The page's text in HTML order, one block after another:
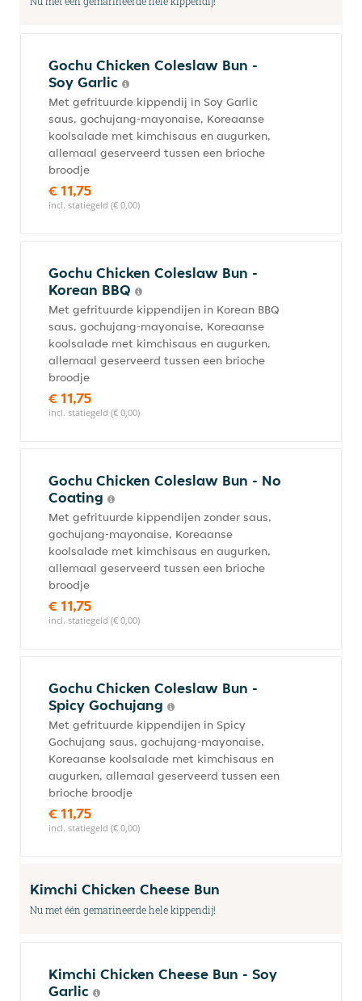
Gochu Chicken Coleslaw Bun -
Soy Garlic
Met gefrituurde kippendij in Soy Garlic
saus, gochujang-mayonaise, Koreaanse
koolsalade met kimchisaus en augurken,
allemaal geserveerd tussen een brioche
broodje
€ 11,75
incl. statiegeld (€ 0,00)
Gochu Chicken Coleslaw Bun -
Korean BBQ
Met gefrituurde kippendijen in Korean BBQ
saus, gochujang-mayonaise, Koreaanse
koolsalade met kimchisaus en augurken,
allemaal geserveerd tussen een brioche
broodje
€ 11,75
incl. statiegeld (€ 0,00)
Gochu Chicken Coleslaw Bun - No
Coating
Met gefrituurde kippendijen zonder saus,
gochujang-mayonaise, Koreaanse
koolsalade met kimchisaus en augurken,
allemaal geserveerd tussen een brioche
broodje
€ 11,75
incl. statiegeld (€ 0,00)
Gochu Chicken Coleslaw Bun -
Spicy Gochujang
Met gefrituurde kippendijen in Spicy
Gochujang saus, gochujang-mayonaise,
Koreaanse koolsalade met kimchisaus en
augurken, allemaal geserveerd tussen een
brioche broodje
€ 11,75
incl. statiegeld (€ 0,00)
Kimchi Chicken Cheese Bun
Nu met één gemarineerde hele kippendij!
Kimchi Chicken Cheese Bun - Soy
Garlic